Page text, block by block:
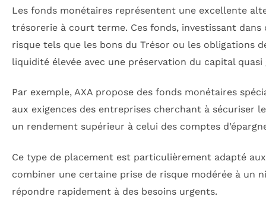
Les fonds monétaires représentent une excellente
trésorerie à court terme. Ces fonds, investissant
risque tels que les bons du Trésor ou les obligations
liquidité élevée avec une préservation du capital quasi
Par exemple, AXA propose des fonds monétaires
aux exigences des entreprises cherchant à sécuriser
un rendement supérieur à celui des comptes
Ce type de placement est particulièrement adapté
combiner une certaine prise de risque modérée à un
répondre rapidement à des besoins urgents.